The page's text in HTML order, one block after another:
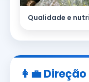
Qualidade e
👩‍💼